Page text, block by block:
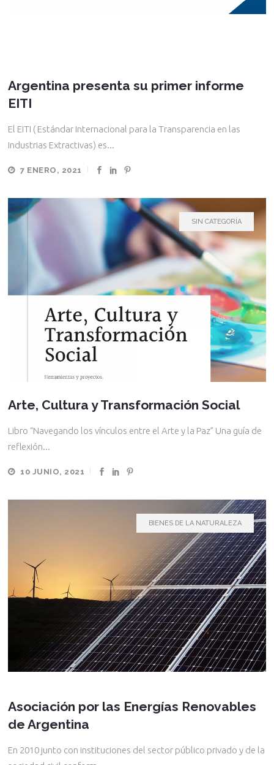
Argentina presenta su primer informe
EITI
El EITI ( Estándar Internacional para la Transparencia en las
Industrias Extractivas) es...
7 ENERO, 2021
SIN CATEGORÍA
Arte, Cultura y Transformación Social
Libro “Navegando los vínculos entre el Arte y la Paz” Una guía de
reflexión...
10 JUNIO, 2021
BIENES DE LA NATURALEZA
Asociación por las Energías Renovables
de Argentina
En 2010 junto con instituciones del sector público privado y de la